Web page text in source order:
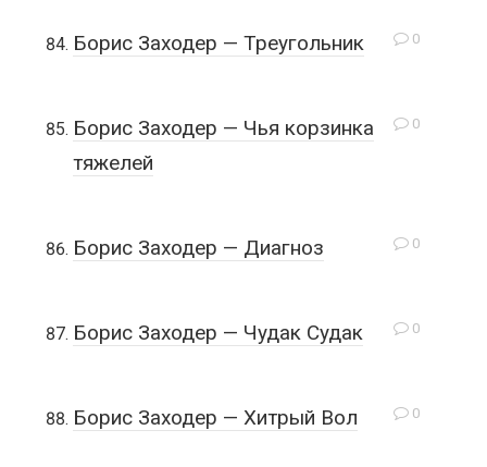
0
Борис Заходер — Треугольник
0
Борис Заходер — Чья корзинка
тяжелей
0
Борис Заходер — Диагноз
0
Борис Заходер — Чудак Судак
0
Борис Заходер — Хитрый Вол